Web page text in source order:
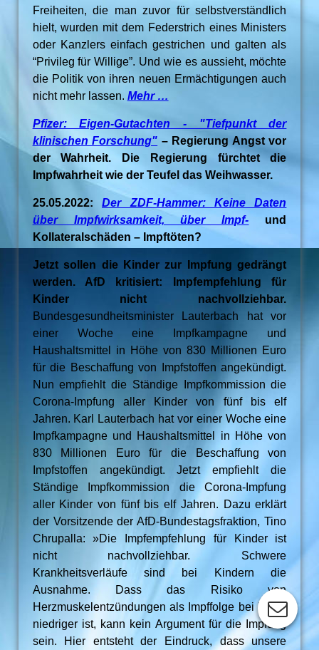
Freiheiten, die man zuvor für selbstverständlich
hielt, wurden mit dem Federstrich eines Ministers
oder Kanzlers einfach gestrichen und galten als
“Privileg für Willige”. Und wie es aussieht, möchte
die Politik von ihren neuen Ermächtigungen auch
nicht mehr lassen. Mehr …
Pfizer: Eigen-Gutachten - "Tiefpunkt der
klinischen Forschung" – Regierung Angst vor
der Wahrheit. Die Regierung fürchtet die
Impfwahrheit wie der Teufel das Weihwasser.
25.05.2022:Der ZDF-Hammer: Keine Daten
über Impfwirksamkeit, über Impf- und
Kollateralschäden – Impftöten?
Jetzt sollen die Kinder zur Impfung gedrängt
werden. AfD kritisiert: Impfempfehlung für
Kinder nicht nachvollziehbar.
Bundesgesundheitsminister Lauterbach hat vor
einer Woche eine Impfkampagne und
Haushaltsmittel in Höhe von 830 Millionen Euro
für die Beschaffung von Impfstoffen angekündigt.
Nun empfiehlt die Ständige Impfkommission die
Corona-Impfung aller Kinder von fünf bis elf
Jahren. Karl Lauterbach hat vor einer Woche eine
Impfkampagne und Haushaltsmittel in Höhe von
830 Millionen Euro für die Beschaffung von
Impfstoffen angekündigt. Jetzt empfiehlt die
Ständige Impfkommission die Corona-Impfung
aller Kinder von fünf bis elf Jahren. Dazu erklärt
der Vorsitzende der AfD-Bundestagsfraktion, Tino
Chrupalla: »Die Impfempfehlung für Kinder ist
nicht nachvollziehbar. Schwere
Krankheitsverläufe sind bei Kindern die
Ausnahme. Dass das Risiko von
Herzmuskelentzündungen als Impffolge bei ihnen
niedriger ist, kann kein Argument für die Impfung
sein. Hier entsteht der Eindruck, dass unsere